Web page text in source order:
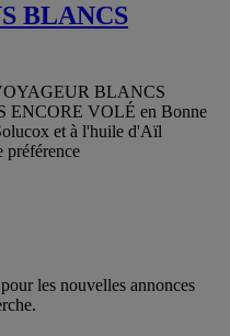
BLANCS
BLANCS
ENCORE VOLÉ en Bonne
et à l'huile d'Aïl
préférence
les nouvelles annonces